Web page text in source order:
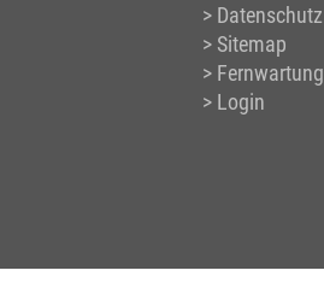
Datenschutz
Sitemap
Fernwartung
Login